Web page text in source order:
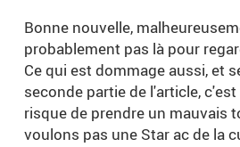
Bonne nouvelle,
probablement pas là pour
Ce qui est dommage aussi, et
seconde partie de l'article,
risque de prendre un mauvais
voulons pas une Star ac de la